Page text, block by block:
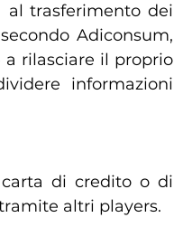
al trasferimento dei
Adiconsum,
rilasciare il proprio
informazioni
di credito o di
altri players.